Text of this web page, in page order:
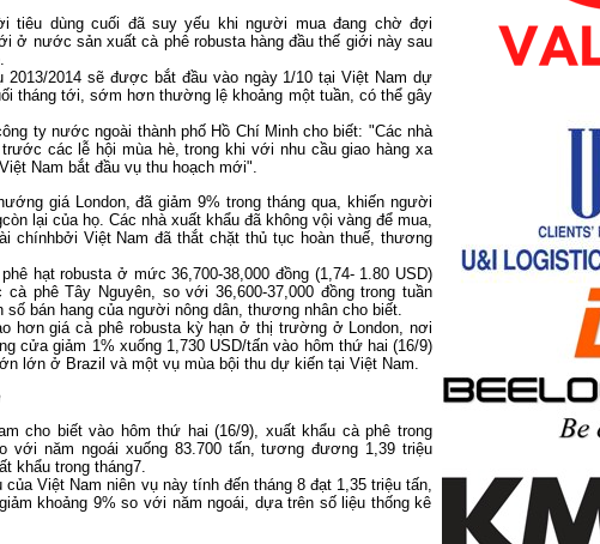
tiêu dùng cuối đã suy yếu khi người mua đang chờ đợi
ở nước sản xuấtcà phê robusta hàng đầu thế giới này sau
.
2013/2014 sẽ được bắt đầu vào ngày 1/10 tại Việt Nam dự
tháng tới, sớm hơn thường lệ khoảng một tuần, có thể gây
ty nước ngoài thành phố Hồ Chí Minh cho biết: "Các nhà
các lễ hội mùa hè, trong khi với nhu cầu giao hàng xa
Nam bắt đầu vụ thu hoạch mới".
giá L ondon,đã giảm 9%trong tháng qua, khiến người
còn lại của họ. Các nhà xuất khẩu đã không vội vàng để mua,
chínhbởi Việt Nam đã thắt chặt thủ tục hoàn thuế, thương
hạt robusta ở mức36,700-38,000 đồng (1,74- 1.80 USD)
cà phê Tây Nguyên, so với 36,600-37,000 đồngtrong tuần
số bán hang của người nông dân thương nhân cho biết.
hơngiácà phê robusta kỳ hạn ở thị trườngở London , nơi
cửa giảm 1% xuống1,730 USD/tấn vào hôm thứ hai (16/9)
lớn ở Brazil và một vụ mùa bội thu dự kiến tại Việt Nam.
cho biết vào hôm thứ hai (16/9), xuất khẩu cà phê trong
với năm ngoái xuống 83.700 tấn, tương đương 1,39 triệu
khẩu trong tháng7.
củaViệt Nam niên vụ này tính đến tháng 8 đạt1,35 triệu tấn,
khoảng 9%so với năm ngoái, dựa trên số liệu thống kê